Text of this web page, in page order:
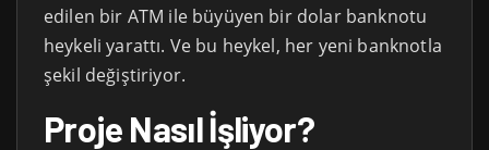
edilen bir ATM ile büyüyen bir dolar banknotu
heykeli yarattı. Ve bu heykel, her yeni banknotla
şekil değiştiriyor.
Proje Nasıl İşliyor?